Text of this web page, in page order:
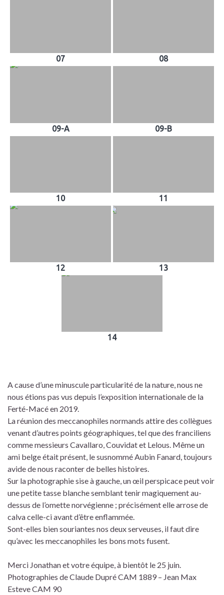
07 08
09-A 09-B
10 11
12 13
14
A cause d’une minuscule particularité de la nature, nous ne
nous étions pas vus depuis l’exposition internationale de la
Ferté-Macé en 2019.
La réunion des meccanophiles normands attire des collègues
venant d’autres points géographiques, tel que des franciliens
comme messieurs Cavallaro, Couvidat et Lelous. Même un
ami belge était présent, le susnommé Aubin Fanard, toujours
avide de nous raconter de belles histoires.
Sur la photographie sise à gauche, un œil perspicace peut voir
une petite tasse blanche semblant tenir magiquement au-
dessus de l’omette norvégienne ; précisément elle arrose de
calva celle-ci avant d’être enflammée.
Sont-elles bien souriantes nos deux serveuses, il faut dire
qu’avec les meccanophiles les bons mots fusent.
Merci Jonathan et votre équipe, à bientôt le 25 juin.
Photographies de Claude Dupré CAM 1889 – Jean Max
Esteve CAM 90